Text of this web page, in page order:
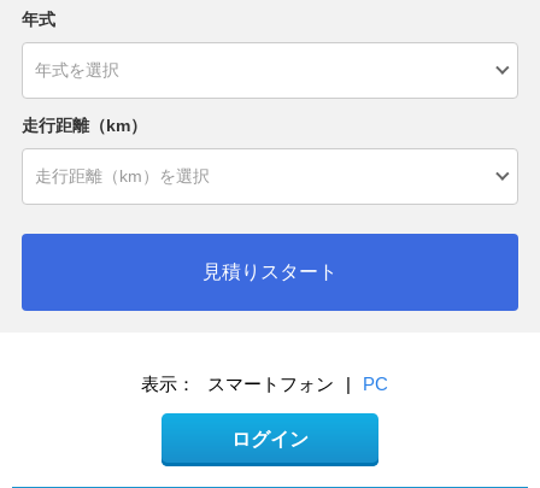
年式
走行距離（km）
見積りスタート
表示： スマートフォン | PC
ログイン